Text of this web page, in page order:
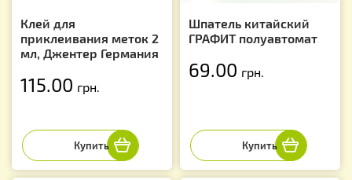
Клей для
приклеивания меток 2
мл, Джентер Германия
115.00 грн.
Шпатель китайский
ГРАФИТ полуавтомат
69.00 грн.